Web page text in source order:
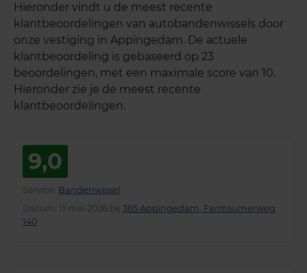
Hieronder vindt u de meest recente
klantbeoordelingen van autobandenwissels door
onze vestiging in Appingedam. De actuele
klantbeoordeling is gebaseerd op 23
beoordelingen, met een maximale score van 10.
Hieronder zie je de meest recente
klantbeoordelingen.
9,0
Service Bandenwissel
Datum : 11 mei 2026 bij 365 Appingedam, Farmsumerweg
140